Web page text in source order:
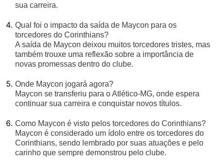
sua carreira.
Qual foi o impacto da saída de Maycon para os
torcedores do Corinthians?
A saída de Maycon deixou muitos torcedores tristes, mas
também trouxe uma reflexão sobre a importância de
novas promessas dentro do clube.
Onde Maycon jogará agora?
Maycon se transferiu para o Atlético-MG, onde espera
continuar sua carreira e conquistar novos títulos.
Como Maycon é visto pelos torcedores do Corinthians?
Maycon é considerado um ídolo entre os torcedores do
Corinthians, sendo lembrado por suas atuações e pelo
carinho que sempre demonstrou pelo clube.